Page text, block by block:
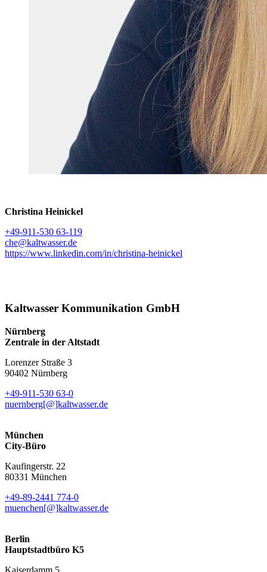
Christina Heinickel
+49-911-530 63-119
che@kaltwasser.de
https://www.linkedin.com/in/christina-heinickel
Kaltwasser Kommunikation GmbH
Nürnberg
Zentrale in der Altstadt
Lorenzer Straße 3
90402 Nürnberg
+49-911-530 63-0
nuernberg[@]kaltwasser.de
München
City-Büro
Kaufingerstr. 22
80331 München
+49-89-2441 774-0
muenchen[@]kaltwasser.de
Berlin
Hauptstadtbüro K5
Kaiserdamm 5